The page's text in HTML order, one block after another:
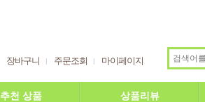
장바구니 주문조회 마이페이지
추천 상품 상품리뷰